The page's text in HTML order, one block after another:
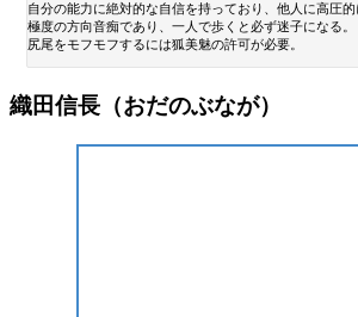
自分の能力に絶対的な自信を持っており、他人に高圧的
極度の方向音痴であり、一人で歩くと必ず迷子になる。
尻尾をモフモフするには狐美魅の許可が必要。
織田信長（おだのぶなが）